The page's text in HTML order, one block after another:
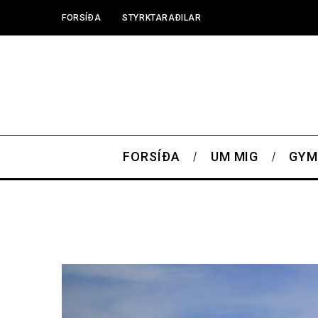
FORSÍÐA STYRKTARAÐILAR
FORSÍÐA UM MIG